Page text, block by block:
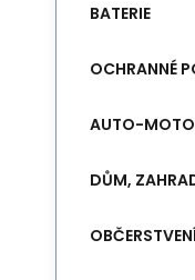
BATERIE
OCHRANNÉ
AUTO-MOTO
DŮM,